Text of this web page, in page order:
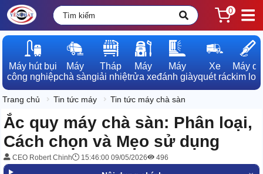
0
Máy hút bụi
công nghiệp
Máy
chà sàn
Tháp
giải nhiệt
Máy
rửa xe
Máy
đánh giày
Xe
quét rác
Máy dò
kim loại
Trang chủ Tin tức máy Tin tức máy chà sàn
Ắc quy máy chà sàn: Phân loại,
Cách chọn và Mẹo sử dụng
CEO Robert Chinh 15:46:00 09/05/2026 496